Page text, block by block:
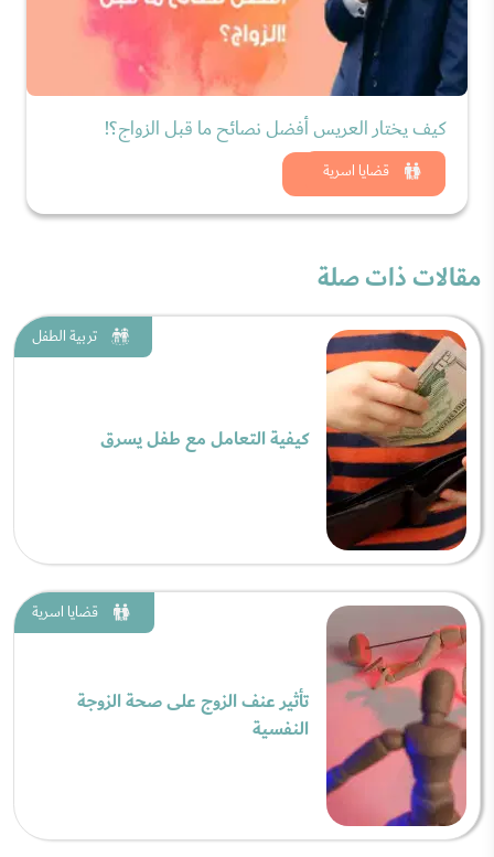
قضايا اسرية
كيف يختار العريس أفضل نصائح ما قبل الزواج؟!
شاهد الان
مقالات ذات صلة
تربية الطفل
كيفية التعامل مع طفل يسرق
قضايا اسرية
تأثير عنف الزوج على صحة الزوجة
النفسية